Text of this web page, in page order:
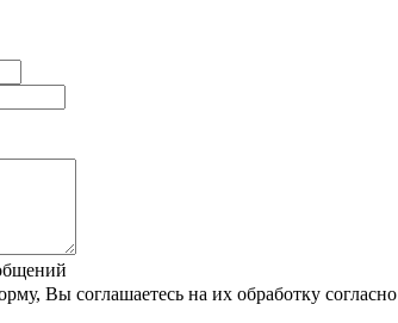
Вы соглашаетесь на их обработку согласно